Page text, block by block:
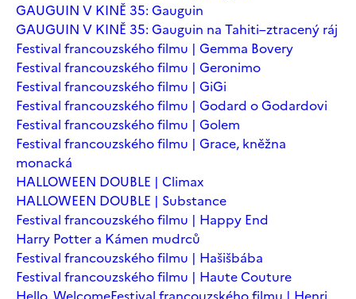
GAUGUIN V KINĚ 35: Gauguin
GAUGUIN V KINĚ 35: Gauguin na Tahiti–ztracený ráj
Festival francouzského filmu | Gemma Bovery
Festival francouzského filmu | Geronimo
Festival francouzského filmu | GiGi
Festival francouzského filmu | Godard o Godardovi
Festival francouzského filmu | Golem
Festival francouzského filmu | Grace, kněžna
monacká
HALLOWEEN DOUBLE | Climax
HALLOWEEN DOUBLE | Substance
Festival francouzského filmu | Happy End
Harry Potter a Kámen mudrců
Festival francouzského filmu | Hašišbába
Festival francouzského filmu | Haute Couture